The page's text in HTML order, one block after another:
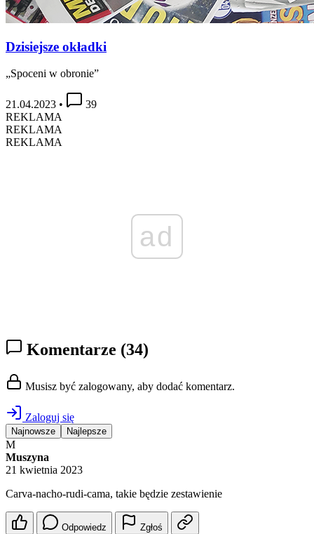
Dzisiejsze okładki
„Spoceni w obronie”
21.04.2023 •
39
REKLAMA
REKLAMA
REKLAMA
ad
Komentarze (34)
Musisz być zalogowany, aby dodać komentarz.
Zaloguj się
Najnowsze Najlepsze
M
Muszyna
21 kwietnia 2023
Carva-nacho-rudi-cama, takie będzie zestawienie
Odpowiedz Zgłoś